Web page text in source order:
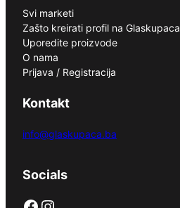
Svi marketi
Zašto kreirati profil na Glaskupaca
Uporedite proizvode
O nama
Prijava / Registracija
Kontakt
info@glaskupaca.ba
Socials